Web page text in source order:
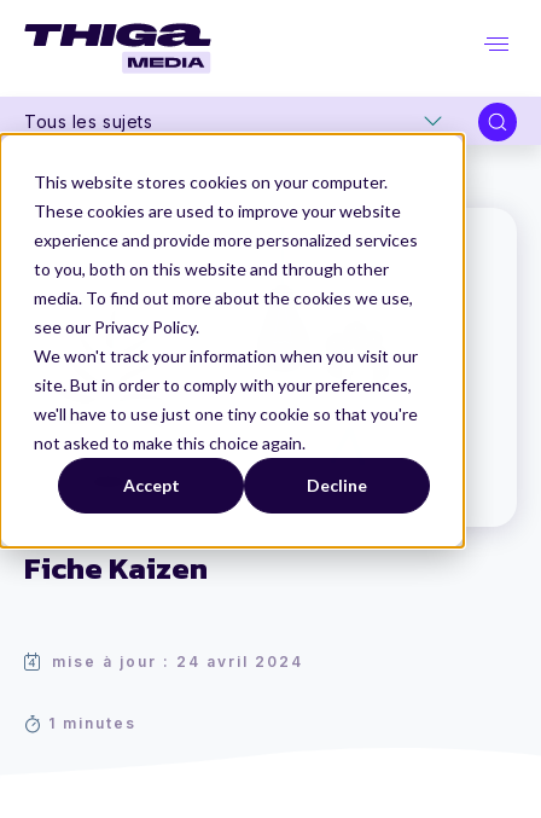
This website stores cookies on your computer.
These cookies are used to improve your website
experience and provide more personalized services
to you, both on this website and through other
media. To find out more about the cookies we use,
see our Privacy Policy.
We won't track your information when you visit our
site. But in order to comply with your preferences,
we'll have to use just one tiny cookie so that you're
not asked to make this choice again.
Accept Decline
Tous les sujets
Fiche Kaizen
mise à jour : 24 avril 2024
1 minutes
Thiga Media Le Dico du Produit Fiche Kaizen